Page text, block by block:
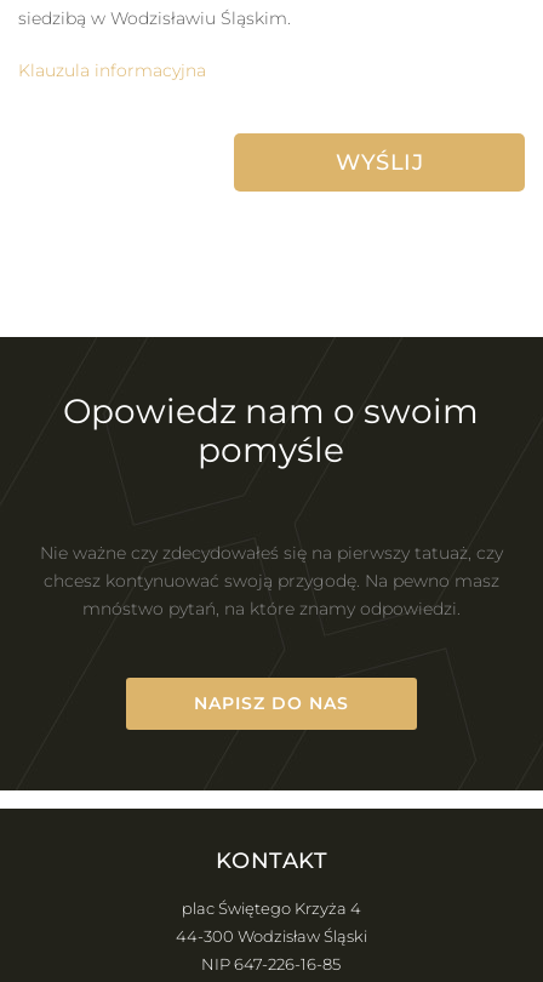
siedzibą w Wodzisławiu Śląskim.
Klauzula informacyjna
Opowiedz nam o swoim
pomyśle
Nie ważne czy zdecydowałeś się na pierwszy tatuaż, czy
chcesz kontynuować swoją przygodę. Na pewno masz
mnóstwo pytań, na które znamy odpowiedzi.
NAPISZ DO NAS
KONTAKT
plac Świętego Krzyża 4
44-300 Wodzisław Śląski
NIP 647-226-16-85